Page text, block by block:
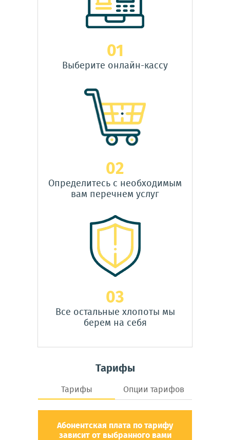
01
Выберите онлайн-кассу
02
Определитесь с необходимым
вам перечнем услуг
03
Все остальные хлопоты мы
берем на себя
Тарифы
Тарифы Опции тарифов
Абонентская плата по тарифу
зависит от выбранного вами